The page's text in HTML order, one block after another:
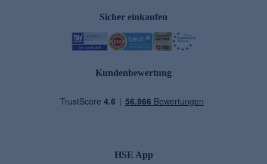
Sicher einkaufen
Kundenbewertung
HSE App